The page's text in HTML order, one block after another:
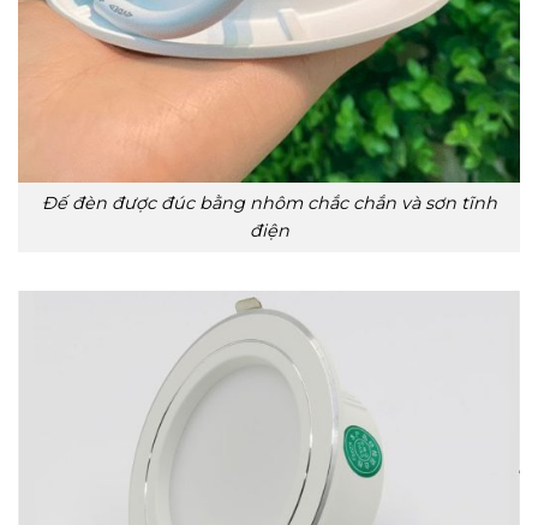
Đế đèn được đúc bằng nhôm chắc chắn và sơn tĩnh
điện